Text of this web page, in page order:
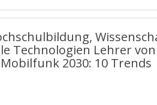
Technologien Lehrer von
2030: 10 Trends